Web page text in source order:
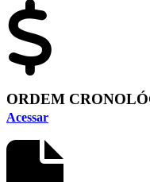
ORDEM
Acessar